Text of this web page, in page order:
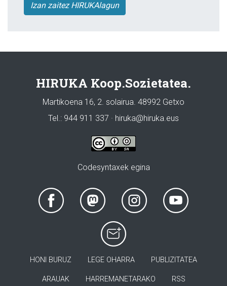
Izan zaitez HIRUKAlagun
HIRUKA Koop.Sozietatea.
Martikoena 16, 2. solairua. 48992 Getxo
Tel.: 944 911 337 · hiruka@hiruka.eus
Codesyntaxek egina
HONI BURUZ LEGE OHARRA PUBLIZITATEA
ARAUAK HARREMANETARAKO RSS